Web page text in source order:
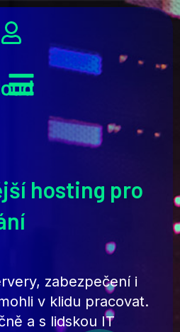
hosting pro
zabezpečení i
v klidu pracovat.
a s lidskou IT